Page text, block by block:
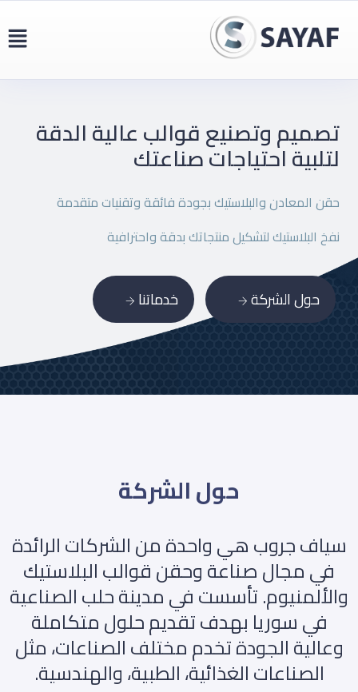
تصميم وتصنيع قوالب عاليةالدقة
لتلبية احتياجات صناعتك
حقن المعادن والبلاستيك بجودة فائقة وتقنيات متقدمة
نفخ البلاستيك لتشكيل منتجاتك بدقة واحترافية
حول الشركة خدماتنا
حول الشركة
سياف جروب هي واحدة من الشركات الرائدة
في مجال صناعة وحقن قوالب البلاستيك
والألمنيوم. تأسست في مدينة حلب الصناعية
في سوريا بهدف تقديم حلول متكاملة
وعالية الجودة تخدم مختلف الصناعات، مثل
الصناعات الغذائية، الطبية، والهندسية.